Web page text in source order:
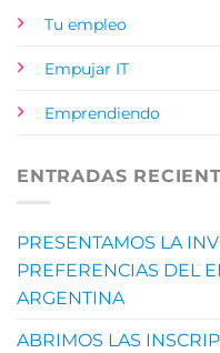
Tu empleo
Empujar IT
Emprendiendo
ENTRADAS
PRESENTAMOS LA
PREFERENCIAS DEL
ARGENTINA
ABRIMOS LAS